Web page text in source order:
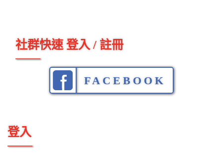
社群快速 登入 / 註冊
FACEBOOK
登入